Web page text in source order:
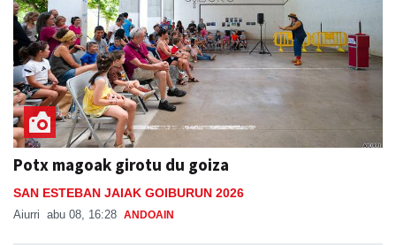
Potx magoak girotu du goiza
SAN ESTEBAN JAIAK GOIBURUN 2026
Aiurri abu 08, 16:28 ANDOAIN